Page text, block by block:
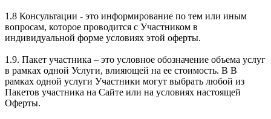
1.8 Консультации - это информирование по тем или иным
вопросам, которое проводится с Участником в
индивидуальной форме условиях этой оферты.
1.9. Пакет участника – это условное обозначение объема услуг
в рамках одной Услуги, влияющей на ее стоимость. В В
рамках одной услуги Участники могут выбрать любой из
Пакетов участника на Сайте или на условиях настоящей
Оферты.